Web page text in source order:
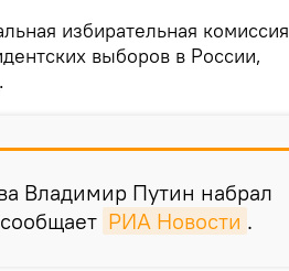
избирательная комиссия
выборов в России,
Владимир Путин набрал
РИА Новости .